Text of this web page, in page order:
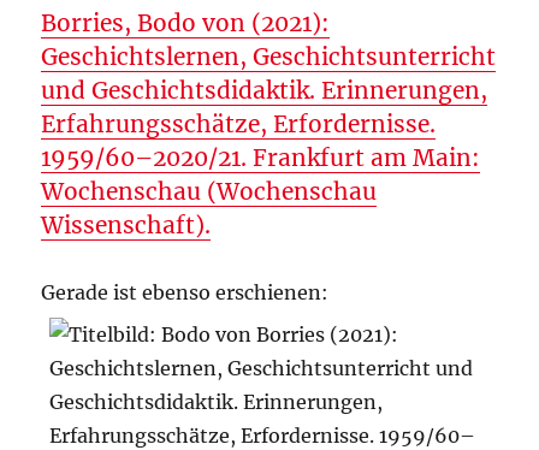
Borries, Bodo von (2021):
Geschichtslernen, Geschichtsunterricht
und Geschichtsdidaktik. Erinnerungen,
Erfahrungsschätze, Erfordernisse.
1959/60–2020/21. Frankfurt am Main:
Wochenschau (Wochenschau
Wissenschaft).
Gerade ist ebenso erschienen: